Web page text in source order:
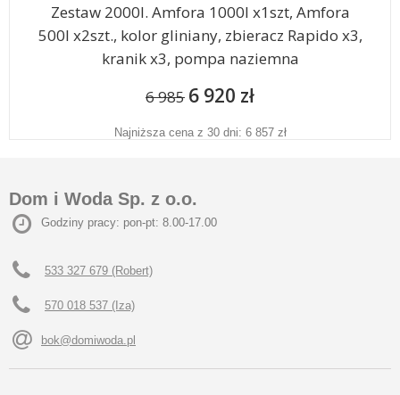
Zestaw 2000l. Amfora 1000l x1szt, Amfora
500l x2szt., kolor gliniany, zbieracz Rapido x3,
kranik x3, pompa naziemna
6 985 6 920 zł
Najniższa cena z 30 dni: 6 857 zł
Dom i Woda Sp. z o.o.
Godziny pracy: pon-pt: 8.00-17.00
533 327 679 (Robert)
570 018 537 (Iza)
bok@domiwoda.pl